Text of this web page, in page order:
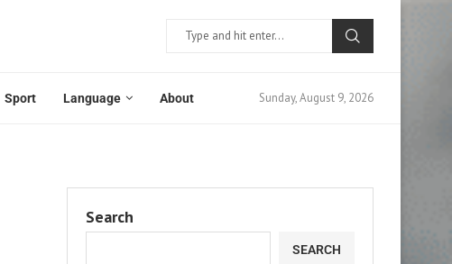
Sport Language About Sunday, August 9, 2026
Search
SEARCH